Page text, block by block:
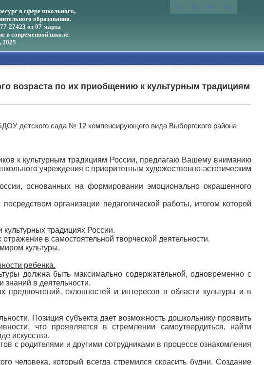
в сфере школьного,
образования.
27423 от 07 марта
в современной школе.
2025
возраста по их приобщению к культурным традициям
детского сада № 12 компенсирующего вида Выборгского района
к культурным традициям России, предлагаю Вашему вниманию
учреждения с приоритетным художественно-эстетическим
основанных на формировании эмоционально окрашенного
организации педагогической работы, итогом которой
культурных традициях России.
в самостоятельной творческой деятельности.
культуры.
ребенка.
должна быть максимально содержательной, одновременно с
знаний в деятельности.
предпочтений, склонностей и интересов в области культуры и в
Позиция субъекта дает возможность дошкольнику проявить
что проявляется в стремлении самоутвердиться, найти
искусства.
с родителями и другими сотрудниками в процессе ознакомления
человека, который всегда стремился скрасить будни. Создание